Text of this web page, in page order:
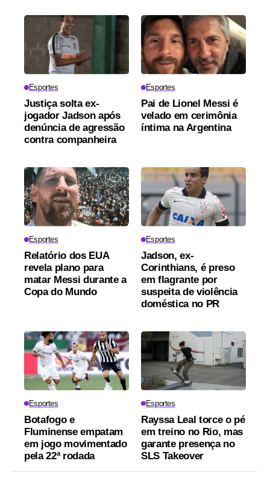
Esportes
Justiça solta ex-
jogador Jadson após
denúncia de agressão
contra companheira
Esportes
Pai de Lionel Messi é
velado em cerimônia
íntima na Argentina
Esportes
Relatório dos EUA
revela plano para
matar Messi durante a
Copa do Mundo
Esportes
Jadson, ex-
Corinthians, é preso
em flagrante por
suspeita de violência
doméstica no PR
Esportes
Botafogo e
Fluminense empatam
em jogo movimentado
pela 22ª rodada
Esportes
Rayssa Leal torce o pé
em treino no Rio, mas
garante presença no
SLS Takeover